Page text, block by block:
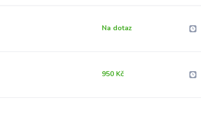
Na dotaz
950 Kč